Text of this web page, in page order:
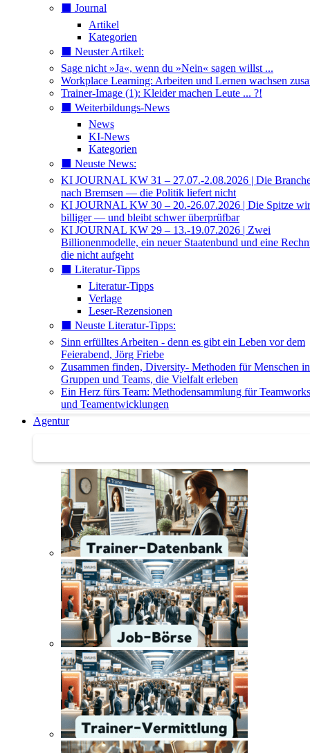
⬛️ Journal
Artikel
Kategorien
⬛️ Neuster Artikel:
Sage nicht »Ja«, wenn du »Nein« sagen willst ...
Workplace Learning: Arbeiten und Lernen wachsen
Trainer-Image (1): Kleider machen Leute ... ?!
⬛️ Weiterbildungs-News
News
KI-News
Kategorien
⬛️ Neuste News:
KI JOURNAL KW 31 – 27.07.-2.08.2026 | Die
nach Bremsen — die Politik liefert nicht
KI JOURNAL KW 30 – 20.-26.07.2026 | Die Spitze
billiger — und bleibt schwer überprüfbar
KI JOURNAL KW 29 – 13.-19.07.2026 | Zwei
Billionenmodelle, ein neuer Staatenbund und eine
die nicht aufgeht
⬛️ Literatur-Tipps
Literatur-Tipps
Verlage
Leser-Rezensionen
⬛️ Neuste Literatur-Tipps:
Sinn erfülltes Arbeiten - denn es gibt ein Leben vor dem
Feierabend, Jörg Friebe
Zusammen finden, Diversity- Methoden für Menschen in
Gruppen und Teams, die Vielfalt erleben
Ein Herz fürs Team: Methodensammlung für
und Teamentwicklungen
Agentur